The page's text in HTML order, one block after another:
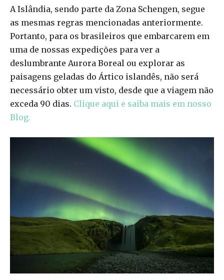
A Islândia, sendo parte da Zona Schengen, segue
as mesmas regras mencionadas anteriormente.
Portanto, para os brasileiros que embarcarem em
uma de nossas expedições para ver a
deslumbrante Aurora Boreal ou explorar as
paisagens geladas do Ártico islandês, não será
necessário obter um visto, desde que a viagem não
exceda 90 dias. Clique aqui e saiba mais em nosso
Blog.